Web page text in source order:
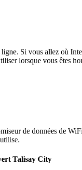
Si vous allez où
lorsque vous êtes
de données de
Talisay City